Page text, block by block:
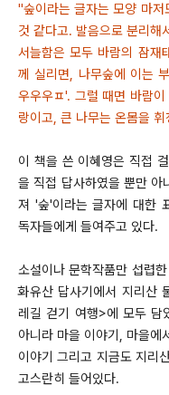
"숲이라는 글자는 모양 마
것 같다고. 발음으로 분리해
서늘함은 모두 바람의 잠재
께 실리면, 나무숲에 이는
우우우ㅍ'. 그럴 때면 바람
랑이고, 큰 나무는 온몸을
이 책을 쓴 이혜영은 직접
을 직접 답사하였을 뿐만
져 '숲'이라는 글자에 대한
독자들에게 들여주고 있다.
소설이나 문학작품만 섭렵
화유산 답사기에서 지리산
레길 걷기 여행>에 모두 담
아니라 마을 이야기, 마을에
이야기 그리고 지금도 지리
고스란히 들어있다.